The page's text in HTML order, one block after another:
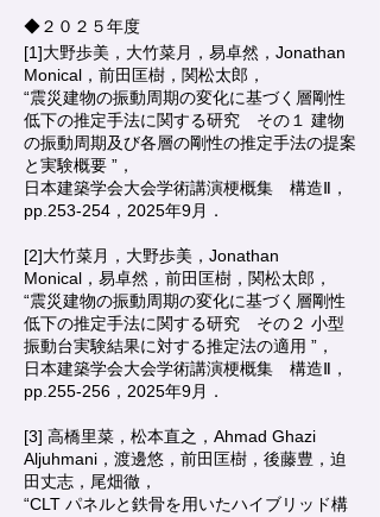
◆２０２５年度
[1]大野歩美，大竹菜月，易卓然，Jonathan
Monical，前田匡樹，関松太郎，
“震災建物の振動周期の変化に基づく層剛性
低下の推定手法に関する研究 その１ 建物
の振動周期及び各層の剛性の推定手法の提案
と実験概要 ”，
日本建築学会大会学術講演梗概集 構造Ⅱ，
pp.253-254，2025年9月．
[2]大竹菜月，大野歩美，Jonathan
Monical，易卓然，前田匡樹，関松太郎，
“震災建物の振動周期の変化に基づく層剛性
低下の推定手法に関する研究 その２ 小型
振動台実験結果に対する推定法の適用 ”，
日本建築学会大会学術講演梗概集 構造Ⅱ，
pp.255-256，2025年9月．
[3] 高橋里菜，松本直之，Ahmad Ghazi
Aljuhmani，渡邊悠，前田匡樹，後藤豊，迫
田丈志，尾畑徹，
“CLT パネルと鉄骨を用いたハイブリッド構